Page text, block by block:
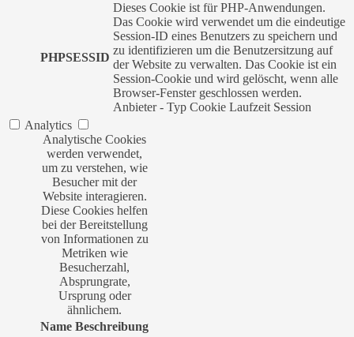
PHPSESSID
Dieses Cookie ist für PHP-Anwendungen.
Das Cookie wird verwendet um die eindeutige
Session-ID eines Benutzers zu speichern und
zu identifizieren um die Benutzersitzung auf
der Website zu verwalten. Das Cookie ist ein
Session-Cookie und wird gelöscht, wenn alle
Browser-Fenster geschlossen werden.
Anbieter - Typ Cookie Laufzeit Session
Analytics
Analytische Cookies
werden verwendet,
um zu verstehen, wie
Besucher mit der
Website interagieren.
Diese Cookies helfen
bei der Bereitstellung
von Informationen zu
Metriken wie
Besucherzahl,
Absprungrate,
Ursprung oder
ähnlichem.
Name Beschreibung